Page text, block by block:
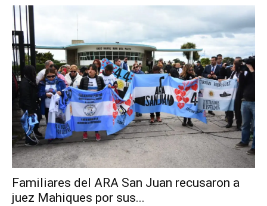
Familiares del ARA San Juan recusaron a
juez Mahiques por sus...